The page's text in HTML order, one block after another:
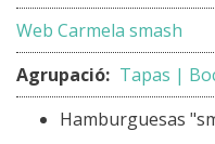
Web Carmela smash
Agrupació: Tapas |
Hamburguesas